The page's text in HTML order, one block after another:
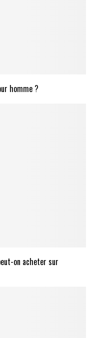
homme ?
on acheter sur